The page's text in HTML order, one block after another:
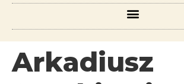
Arkadiusz